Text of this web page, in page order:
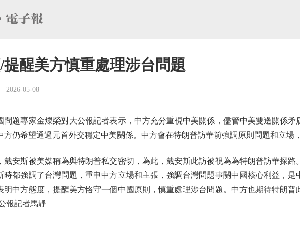
醒美方慎重處理涉台問題
2026-05-08
專家金燦榮對大公報記者表示，中方充分重視中美關係，儘管中美雙邊關係矛
方仍希望通過元首外交穩定中美關係。中方會在特朗普訪華前強調原則問題和立場
斯被美媒稱為與特朗普私交密切，為此，戴安斯此訪被視為為特朗普訪華探路
時都強調了台灣問題，重申中方立場和主張，強調台灣問題事關中國核心利益，是
明中方態度，提醒美方恪守一個中國原則，慎重處理涉台問題。中方也期待特朗普
報記者馬靜